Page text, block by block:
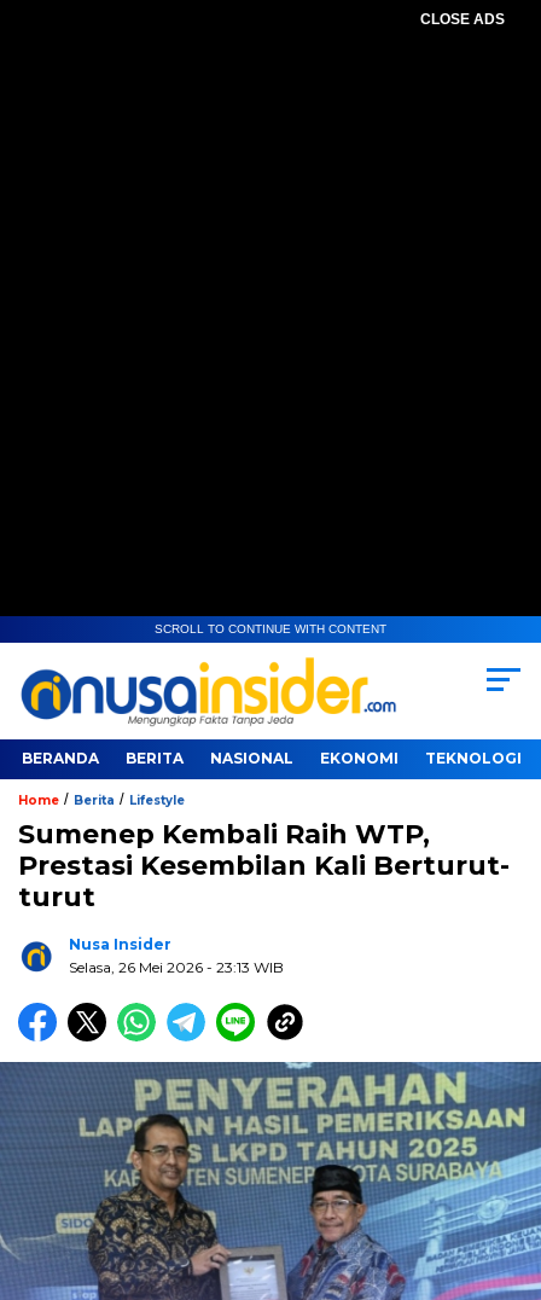
CLOSE ADS
SCROLL TO CONTINUE WITH CONTENT
BERANDA BERITA NASIONAL EKONOMI TEKNOLOGI
Home / Berita / Lifestyle
Sumenep Kembali Raih WTP,
Prestasi Kesembilan Kali Berturut-
turut
Nusa Insider
Selasa, 26 Mei 2026 - 23:13 WIB